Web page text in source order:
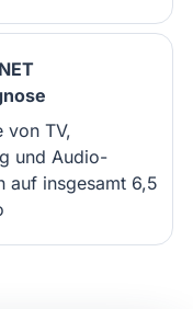
von TV,
und Audio-
auf insgesamt 6,5